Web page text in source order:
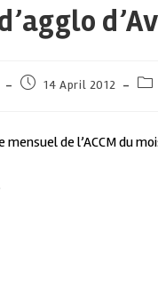
14 April 2012
mensuel de l’ACCM du